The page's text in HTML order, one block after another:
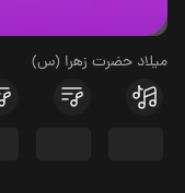
میلاد حضرت زهرا (س)